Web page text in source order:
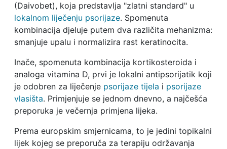
(Daivobet), koja predstavlja "zlatni standard" u
lokalnom liječenju psorijaze. Spomenuta
kombinacija djeluje putem dva različita mehanizma:
smanjuje upalu i normalizira rast keratinocita.
Inače, spomenuta kombinacija kortikosteroida i
analoga vitamina D, prvi je lokalni antipsorijatik koji
je odobren za liječenje psorijaze tijela i psorijaze
vlasišta. Primjenjuje se jednom dnevno, a najčešća
preporuka je večernja primjena lijeka.
Prema europskim smjernicama, to je jedini topikalni
lijek kojeg se preporuča za terapiju održavanja